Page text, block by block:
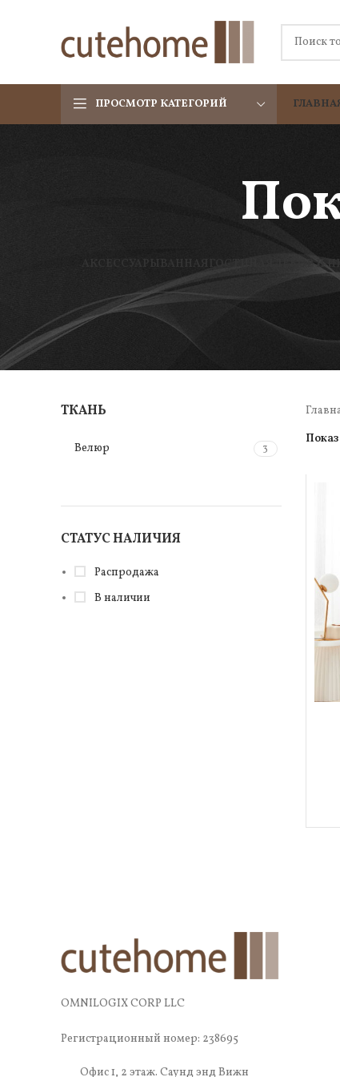
ПРОСМОТР КАТЕГОРИЙ
АКСЕССУАРЫ ВАННАЯ ГОСТИНАЯ ДЕКОР И
ТКАНЬ
Велюр 3
СТАТУС НАЛИЧИЯ
Распродажа
В наличии
OMNILOGIX CORP LLC
Регистрационный номер: 238695
Офис 1, 2 этаж. Саунд энд Вижн